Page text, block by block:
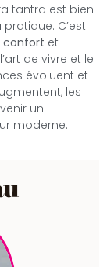
tantra est bien
C’est
confort et
de vivre et le
évoluent et
les
un
moderne.